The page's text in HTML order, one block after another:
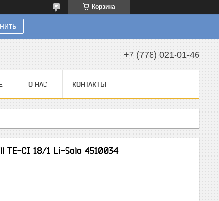
Корзина
+7 (778) 021-01-46
О НАС КОНТАКТЫ
TE-CI 18/1 Li-Solo 4510034